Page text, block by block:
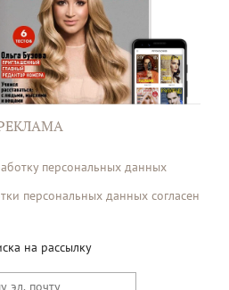
персональных данных
персональных данных согласен
на рассылку